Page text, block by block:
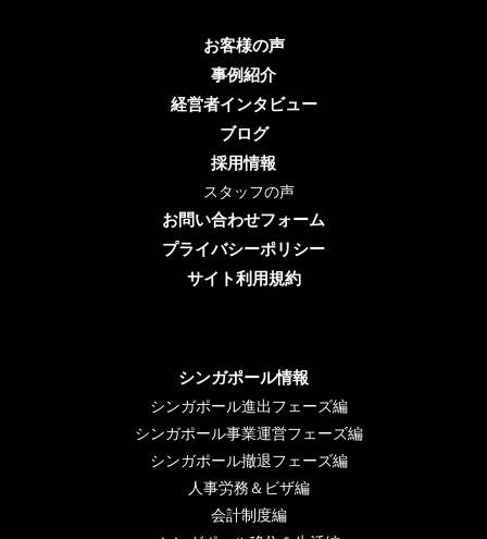
お客様の声
事例紹介
経営者インタビュー
ブログ
採用情報
スタッフの声
お問い合わせフォーム
プライバシーポリシー
サイト利用規約
シンガポール情報
シンガポール進出フェーズ編
シンガポール事業運営フェーズ編
シンガポール撤退フェーズ編
人事労務＆ビザ編
会計制度編